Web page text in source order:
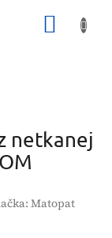
netkanej
Matopat